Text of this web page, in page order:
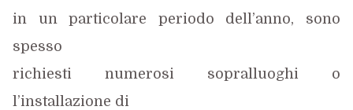
in un particolare periodo dell’anno, sono
spesso
richiesti numerosi sopralluoghi o
l’installazione di